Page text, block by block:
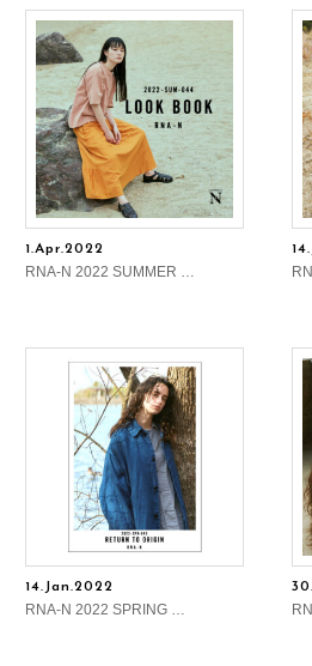
1.Apr.2022
RNA-N 2022 SUMMER …
14.Jan.2022
RNA-N 2022 SPRING …